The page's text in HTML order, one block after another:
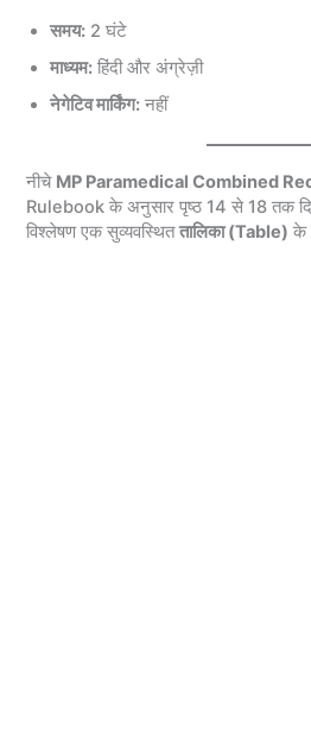
समय: 2 घंटे
माध्यम: हिंदी और अंग्रेज़ी
नेगेटिव मार्किंग: नहीं
नीचे MP Paramedical Combined
Rulebook के अनुसार पृष्ठ 14 से 18 तक
विश्लेषण एक सुव्यवस्थिततालिका (Table) के